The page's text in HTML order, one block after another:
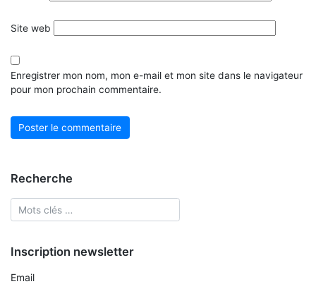
Site web
Enregistrer mon nom, mon e-mail et mon site dans le navigateur
pour mon prochain commentaire.
Recherche
Inscription newsletter
Email